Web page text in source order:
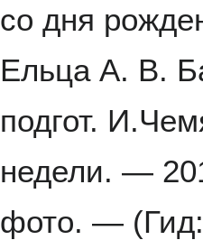
со дня
Ельца А. В.
подгот.
недели. —
фото. —